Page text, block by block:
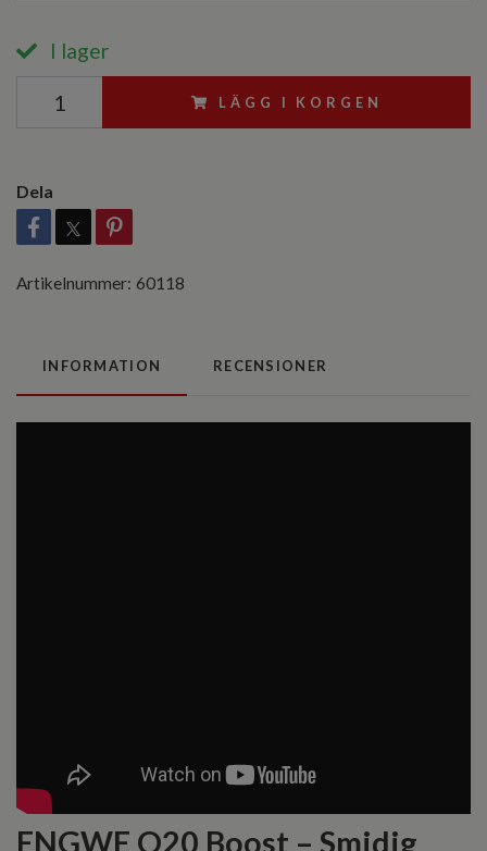
I lager
LÄGG I KORGEN
Dela
Artikelnummer: 60118
INFORMATION RECENSIONER
ENGWE O20 Boost – Smidig